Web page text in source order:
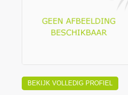
BEKIJK VOLLEDIG PROFIEL